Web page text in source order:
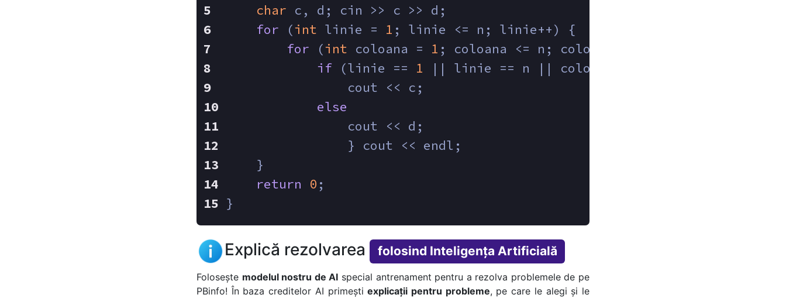
char c, d; cin >> c >> d;
for (int linie = 1 ; linie <= n; linie++) {
for (int coloana = 1 ; coloana <= n; coloana++) {
if (linie == 1 || linie == n || coloana ==
                cout << c;
else
                cout << d;
   		} cout << endl;
    }
return
0 ;
}
Explică rezolvarea folosind Inteligența Artificială
Folosește modelul nostru de AI special antrenament pentru a rezolva problemele de pe
PBinfo! În baza creditelor AI primeștiexplicații pentru probleme, pe care le alegi și le